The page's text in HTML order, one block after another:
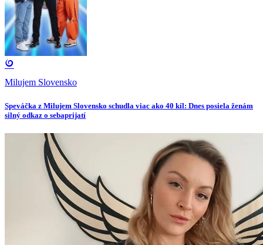
Milujem Slovensko
Speváčka z Milujem Slovensko schudla viac ako 40 kíl: Dnes posiela ženám
silný odkaz o sebaprijatí